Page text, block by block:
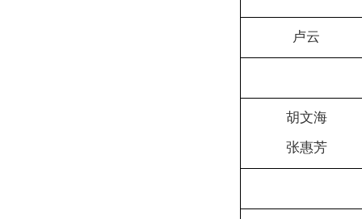
卢云
胡文海
张惠芳